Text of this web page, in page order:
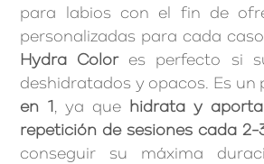
para labios con el fin de
personalizadas para cada
Hydra Colores perfecto si
deshidratados y opacos. Es un
en 1, ya que hidrata y
repetición de sesiones cada 2-
conseguir su máxima